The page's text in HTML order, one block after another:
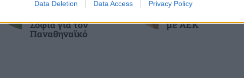
Data Deletion Data Access Privacy Policy
διαλύονται σε δύο εβδομάδες
και η πρόκριση
Σόφια για τον
Παναθηναϊκό
ΟΦΗ - Η προσοχή
με ΑΕΚ